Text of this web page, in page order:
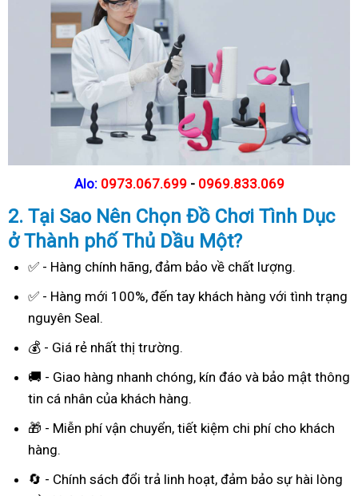
Alo: 0973.067.699 - 0969.833.069
2. Tại SaoNên Chọn Đồ Chơi Tình Dục
ở Thành phố Thủ Dầu Một?
✅ - Hàng chính hãng, đảm bảo về chất lượng.
✅ - Hàng mới 100%, đến tay khách hàng với tình trạng
nguyên Seal.
💰 - Giá rẻ nhất thị trường.
🚚 - Giao hàng nhanh chóng, kín đáo và bảo mật thông
tin cá nhân của khách hàng.
🎁 - Miễn phí vận chuyển, tiết kiệm chi phí cho khách
hàng.
🔄 - Chính sách đổi trả linh hoạt, đảm bảo sự hài lòng